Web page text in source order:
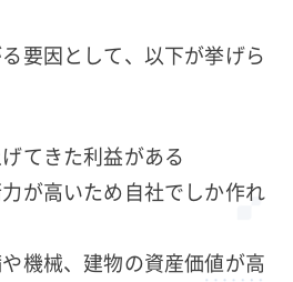
要因として、以下が挙げら
てきた利益がある
が高いため自社でしか作れ
機械、建物の資産価値が高